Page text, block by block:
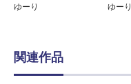
ゆーり
ゆーり
関連作品